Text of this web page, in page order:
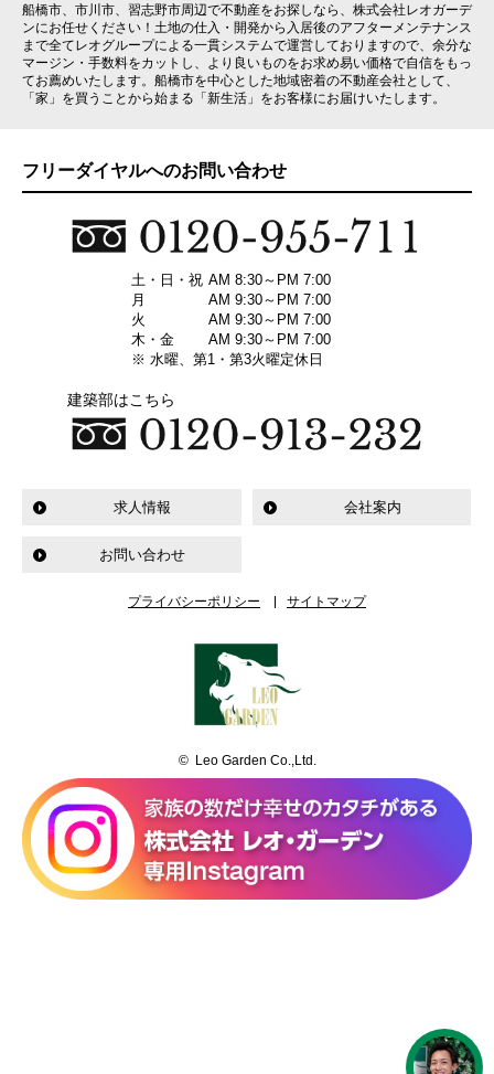
船橋市、市川市、習志野市周辺で不動産をお探しなら、株式会社レオガーデ
ンにお任せください！土地の仕入・開発から入居後のアフターメンテナンス
まで全てレオグループによる一貫システムで運営しておりますので、余分な
マージン・手数料をカットし、より良いものをお求め易い価格で自信をもっ
てお薦めいたします。船橋市を中心とした地域密着の不動産会社として、
「家」を買うことから始まる「新生活」をお客様にお届けいたします。
フリーダイヤルへのお問い合わせ
土・日・祝 AM 8:30～PM 7:00
月
AM 9:30～PM 7:00
火
AM 9:30～PM 7:00
木・金
AM 9:30～PM 7:00
※ 水曜、第1・第3火曜定休日
建築部はこちら
求人情報 会社案内
お問い合わせ
プライバシーポリシー サイトマップ
© Leo Garden Co.,Ltd.